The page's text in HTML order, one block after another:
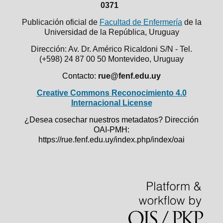
0371
Publicación oficial de Facultad de Enfermería de la
Universidad de la República, Uruguay
Dirección: Av. Dr. Américo Ricaldoni S/N - Tel.
(+598) 24 87 00 50 Montevideo, Uruguay
Contacto: rue@fenf.edu.uy
Creative Commons Reconocimiento 4.0
Internacional License
¿Desea cosechar nuestros metadatos? Dirección
OAI-PMH:
https://rue.fenf.edu.uy/index.php/index/oai